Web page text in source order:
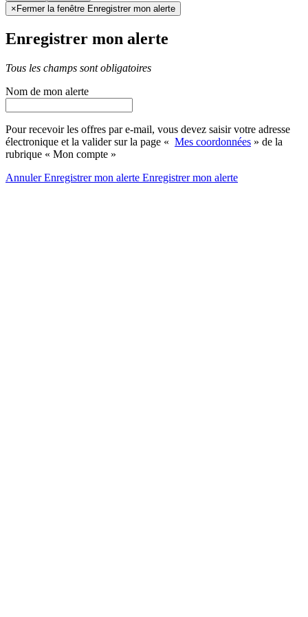
× Fermer la fenêtre Enregistrer mon alerte
Enregistrer mon alerte
Tous les champs sont obligatoires
Nom de mon alerte
Pour recevoir les offres par e-mail, vous devez saisir votre adresse
électronique et la valider sur la page « Mes coordonnées » de la
rubrique « Mon compte »
AnnulerEnregistrer mon alerte Enregistrermon alerte